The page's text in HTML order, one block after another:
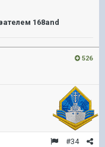
168and
526
#34